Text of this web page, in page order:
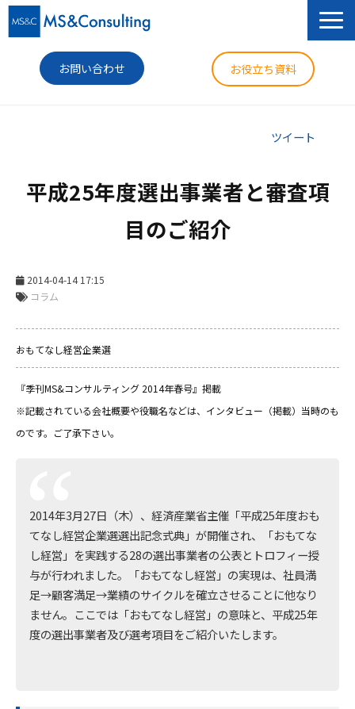
お問い合わせ お役立ち資料
導入事例
企業情報
ツイート
平成25年度選出事業者と審査項
目のご紹介
2014-04-14 17:15
コラム
おもてなし経営企業選
『季刊MS&コンサルティング 2014年春号』掲載
※記載されている会社概要や役職名などは、インタビュー（掲載）当時のも
のです。ご了承下さい。
2014年3月27日（木）、経済産業省主催「平成25年度おも
てなし経営企業選選出記念式典」が開催され、「おもてな
し経営」を実践する28の選出事業者の公表とトロフィー授
与が行われました。「おもてなし経営」の実現は、社員満
足→顧客満足→業績のサイクルを確立させることに他なり
ません。ここでは「おもてなし経営」の意味と、平成25年
度の選出事業者及び選考項目をご紹介いたします。